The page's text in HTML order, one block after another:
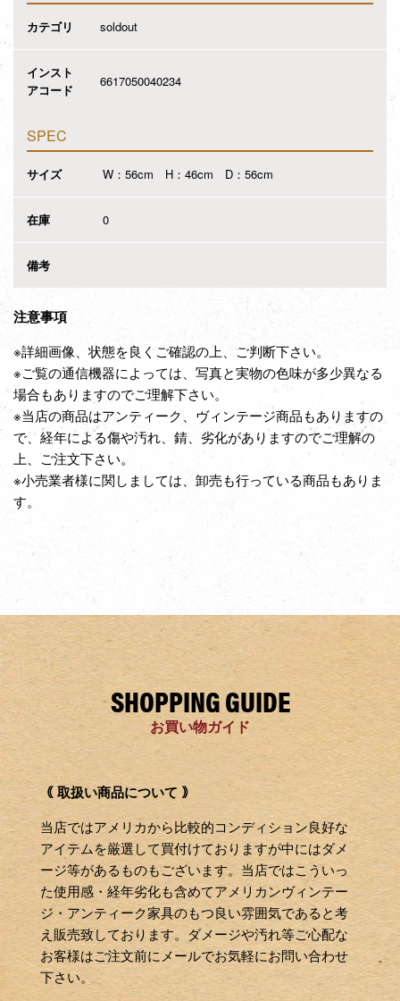
カテゴリ soldout
インスト
アコード
6617050040234
SPEC
サイズ W：56cm H：46cm D：56cm
在庫 0
備考
注意事項
※詳細画像、状態を良くご確認の上、ご判断下さい。
※ご覧の通信機器によっては、写真と実物の色味が多少異なる
場合もありますのでご理解下さい。
※当店の商品はアンティーク、ヴィンテージ商品もありますの
で、経年による傷や汚れ、錆、劣化がありますのでご理解の
上、ご注文下さい。
※小売業者様に関しましては、卸売も行っている商品もありま
す。
SHOPPING GUIDE
お買い物ガイド
｟ 取扱い商品について ｠
当店ではアメリカから比較的コンディション良好な
アイテムを厳選して買付けておりますが中にはダメ
ージ等があるものもございます。当店ではこういっ
た使用感・経年劣化も含めてアメリカンヴィンテー
ジ・アンティーク家具のもつ良い雰囲気であると考
え販売致しております。ダメージや汚れ等ご心配な
お客様はご注文前にメールでお気軽にお問い合わせ
下さい。